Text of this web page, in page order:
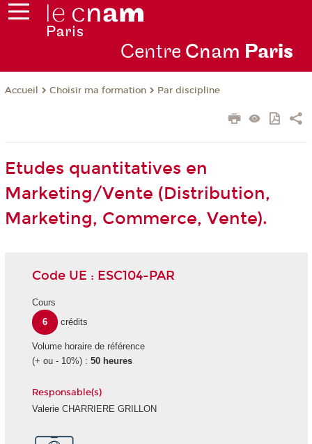
Centre Cnam Paris
Accueil Choisir ma formation Par discipline
Etudes quantitatives en
Marketing/Vente (Distribution,
Marketing, Commerce, Vente).
Code UE : ESC104-PAR
Cours
6
crédits
Volume horaire de référence
(+ ou - 10%) : 50 heures
Responsable(s)
Valerie CHARRIERE GRILLON